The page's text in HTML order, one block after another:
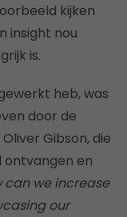
kijken
insight nou
is.
heb, was
door de
Gibson, die
ontvangen en
can we increase
our